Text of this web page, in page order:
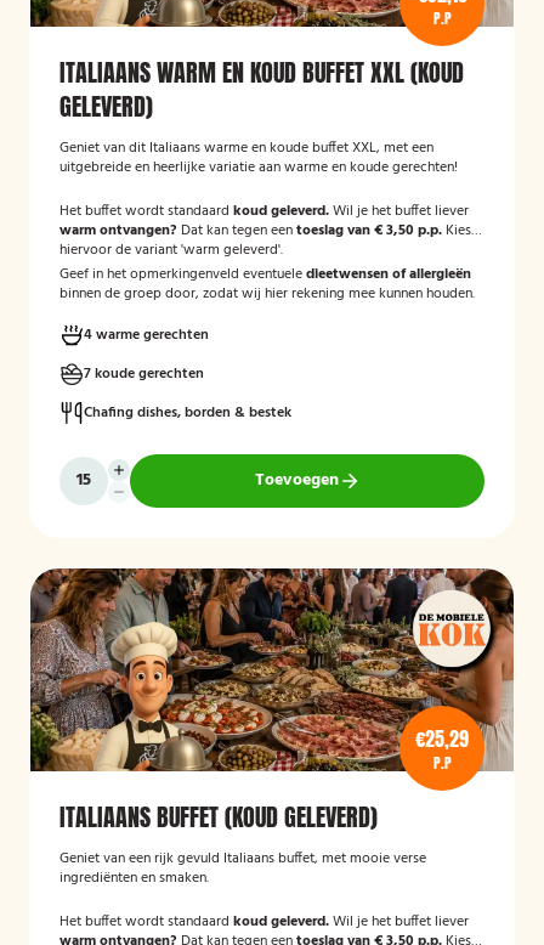
P.P
ITALIAANS WARM EN KOUD BUFFET XXL (KOUD
GELEVERD)
Geniet van dit Italiaans warme en koude buffet XXL, met een
uitgebreide en heerlijke variatie aan warme en koude gerechten!
Het buffet wordt standaard koud geleverd.Wil je het buffet liever
warm ontvangen? Dat kan tegen eentoeslag van € 3,50 p.p. Kies
hiervoor de variant 'warm geleverd'.
Geef in het opmerkingenveld eventueledieetwensen of allergieën
binnen de groep door, zodat wij hier rekening mee kunnen houden.
4 warme gerechten
7 koude gerechten
Chafing dishes, borden & bestek
Toevoegen
€25,29
P.P
ITALIAANS BUFFET (KOUD GELEVERD)
Geniet van een rijk gevuld Italiaans buffet, met mooie verse
ingrediënten en smaken.
Het buffet wordt standaard koud geleverd.Wil je het buffet liever